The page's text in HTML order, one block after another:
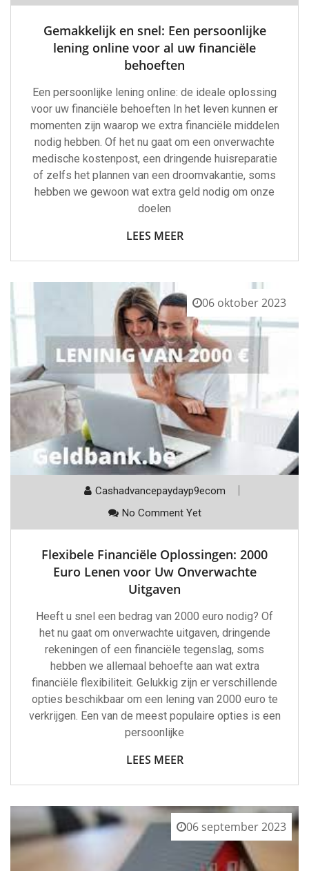
Gemakkelijk en snel: Een persoonlijke
lening online voor al uw financiële
behoeften
Een persoonlijke lening online: de ideale oplossing
voor uw financiële behoeften In het leven kunnen er
momenten zijn waarop we extra financiële middelen
nodig hebben. Of het nu gaat om een onverwachte
medische kostenpost, een dringende huisreparatie
of zelfs het plannen van een droomvakantie, soms
hebben we gewoon wat extra geld nodig om onze
doelen
LEES MEER
06 oktober 2023
Cashadvancepaydayp9ecom
No Comment Yet
Flexibele Financiële Oplossingen: 2000
Euro Lenen voor Uw Onverwachte
Uitgaven
Heeft u snel een bedrag van 2000 euro nodig? Of
het nu gaat om onverwachte uitgaven, dringende
rekeningen of een financiële tegenslag, soms
hebben we allemaal behoefte aan wat extra
financiële flexibiliteit. Gelukkig zijn er verschillende
opties beschikbaar om een lening van 2000 euro te
verkrijgen. Een van de meest populaire opties is een
persoonlijke
LEES MEER
06 september 2023